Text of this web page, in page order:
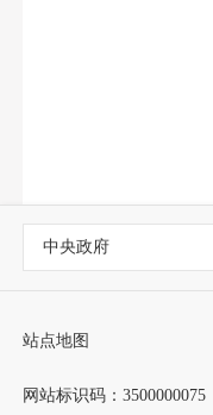
中央政府
站点地图
网站标识码：3500000075